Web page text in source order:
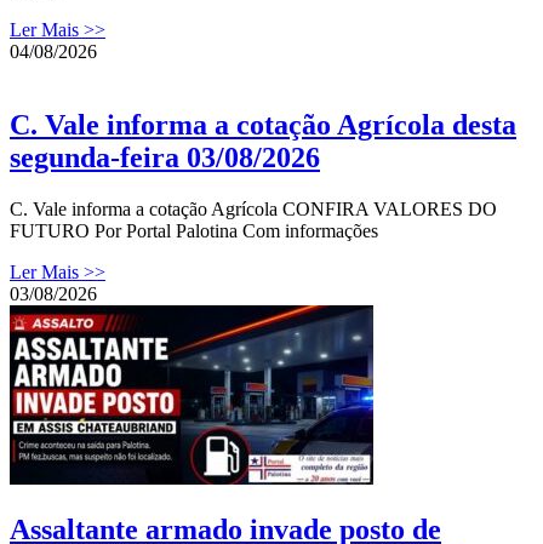
Ler Mais >>
04/08/2026
C. Vale informa a cotação Agrícola desta
segunda-feira 03/08/2026
C. Vale informa a cotação Agrícola CONFIRA VALORES DO
FUTURO Por Portal Palotina Com informações
Ler Mais >>
03/08/2026
Assaltante armado invade posto de